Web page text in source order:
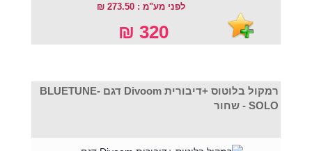
לפני מע"מ : 273.50 ₪
320 ₪
רמקול בלוטוס +דיבורית Divoom דגם BLUETUNE-
SOLO - שחור